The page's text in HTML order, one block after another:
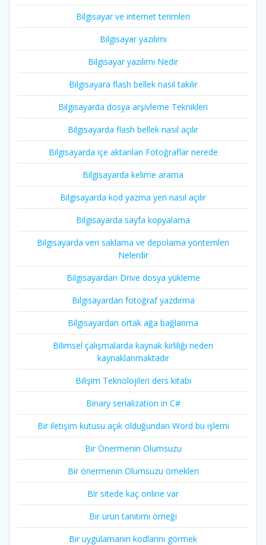
Bilgisayar ve internet terimleri
Bilgisayar yazılımı
Bilgisayar yazılımı Nedir
Bilgisayara flash bellek nasıl takılır
Bilgisayarda dosya arşivleme Teknikleri
Bilgisayarda flash bellek nasıl açılır
Bilgisayarda içe aktarılan Fotoğraflar nerede
Bilgisayarda kelime arama
Bilgisayarda kod yazma yeri nasıl açılır
Bilgisayarda sayfa kopyalama
Bilgisayarda veri saklama ve depolama yöntemleri
Nelerdir
Bilgisayardan Drive dosya yükleme
Bilgisayardan fotoğraf yazdırma
Bilgisayardan ortak ağa bağlanma
Bilimsel çalışmalarda kaynak kirliliği neden
kaynaklanmaktadır
Bilişim Teknolojileri ders kitabı
Binary serialization in C#
Bir iletişim kutusu açık olduğundan Word bu işlemi
Bir Önermenin Olumsuzu
Bir önermenin Olumsuzu örnekleri
Bir sitede kaç online var
Bir ürün tanıtımı örneği
Bir uygulamanın kodlarını görmek